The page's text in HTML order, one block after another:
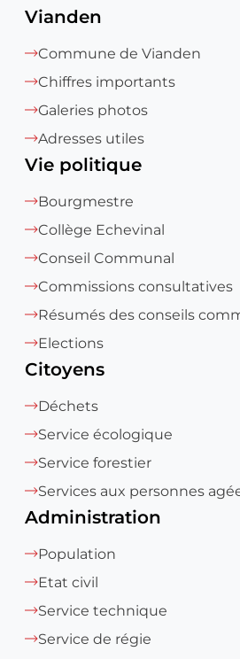
Vianden
Commune de Vianden
Chiffres importants
Galeries photos
Adresses utiles
Vie politique
Bourgmestre
Collège Echevinal
Conseil Communal
Commissions consultatives
Résumés des conseils
Elections
Citoyens
Déchets
Service écologique
Service forestier
Services aux personnes
Administration
Population
Etat civil
Service technique
Service de régie